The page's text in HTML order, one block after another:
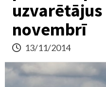
novembrī
13/11/2014